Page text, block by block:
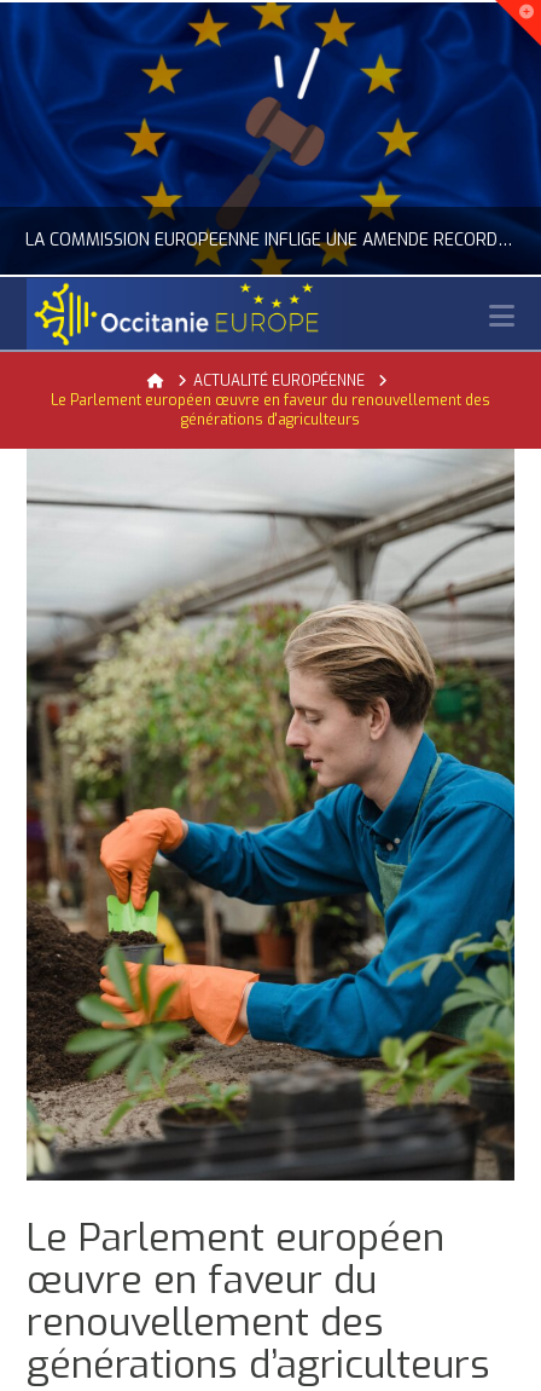
LA COMMISSION EUROPÉENNE INFLIGE UNE AMENDE RECORD À GOOGLE
ACTUALITÉ DE L'UNION EUROPÉENNE, ACTUALITÉ DE LA REPRÉSENTATION D’OCCITANIE EUROPE, NUMÉRIQUE- DIGITAL
HomeACTUALITÉ EUROPÉENNE
Le Parlement européen œuvre en faveur du renouvellement des
générations d'agriculteurs
Le Parlement européen
œuvre en faveur du
renouvellement des
générations d’agriculteurs